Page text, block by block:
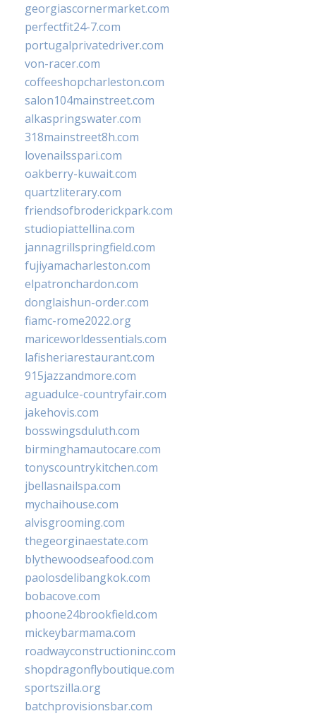
georgiascornermarket.com
perfectfit24-7.com
portugalprivatedriver.com
von-racer.com
coffeeshopcharleston.com
salon104mainstreet.com
alkaspringswater.com
318mainstreet8h.com
lovenailsspari.com
oakberry-kuwait.com
quartzliterary.com
friendsofbroderickpark.com
studiopiattellina.com
jannagrillspringfield.com
fujiyamacharleston.com
elpatronchardon.com
donglaishun-order.com
fiamc-rome2022.org
mariceworldessentials.com
lafisheriarestaurant.com
915jazzandmore.com
aguadulce-countryfair.com
jakehovis.com
bosswingsduluth.com
birminghamautocare.com
tonyscountrykitchen.com
jbellasnailspa.com
mychaihouse.com
alvisgrooming.com
thegeorginaestate.com
blythewoodseafood.com
paolosdelibangkok.com
bobacove.com
phoone24brookfield.com
mickeybarmama.com
roadwayconstructioninc.com
shopdragonflyboutique.com
sportszilla.org
batchprovisionsbar.com